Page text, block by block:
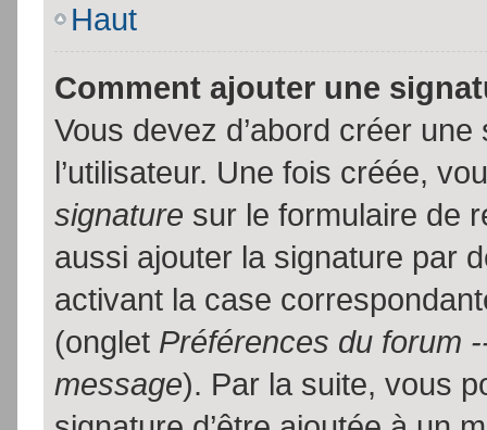
Haut
Comment ajouter une
Vous devez d’abord créer
l’utilisateur. Une fois créée,
signature sur le formulaire de
aussi ajouter la signature par
activant la case
(onglet Préférences du forum
message). Par la suite, vous